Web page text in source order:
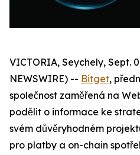
VICTORIA, Seychely, Sept.
NEWSWIRE) -- Bitget,
společnost zaměřená na
podělit o informace ke
svém důvěryhodném
pro platby a on-chain